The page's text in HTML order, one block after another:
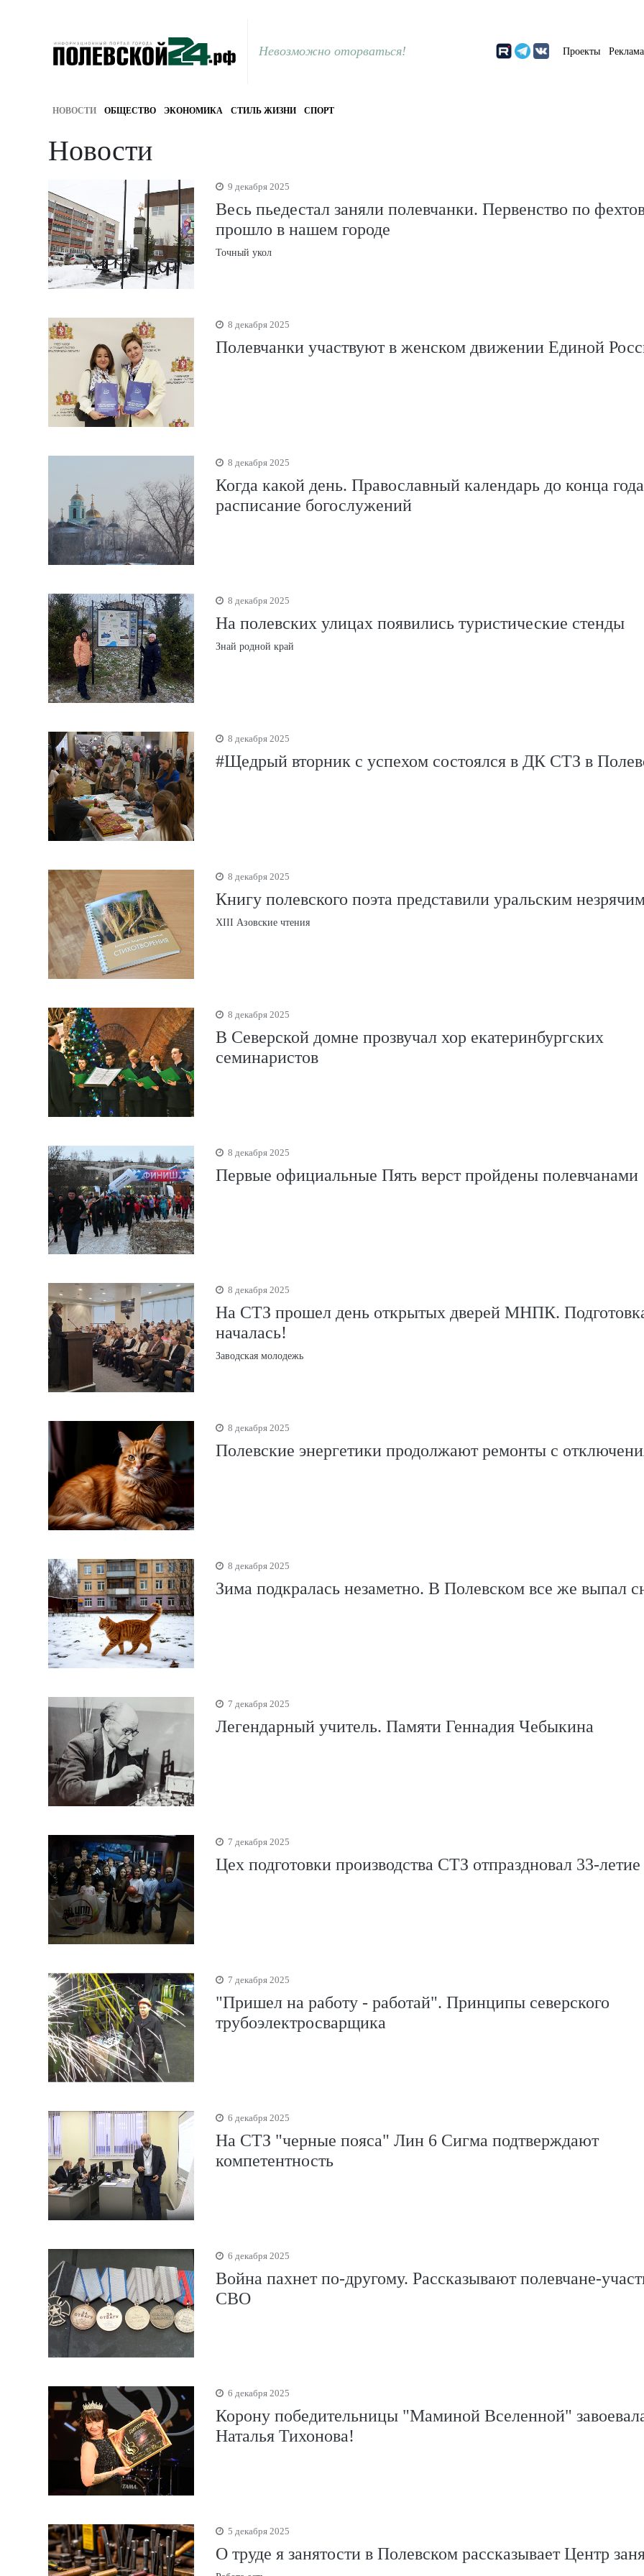
Невозможно оторваться! Проекты Реклама
НОВОСТИ ОБЩЕСТВО ЭКОНОМИКА СТИЛЬ ЖИЗНИ СПОРТ
Новости
9 декабря 2025
Весь пьедестал заняли полевчанки. Первенство по
прошло в нашем городе
Точный укол
8 декабря 2025
Полевчанки участвуют в женском движении Единой
8 декабря 2025
Когда какой день. Православный календарь до конца
расписание богослужений
8 декабря 2025
На полевских улицах появились туристические стенды
Знай родной край
8 декабря 2025
#Щедрый вторник с успехом состоялся в ДК СТЗ в
8 декабря 2025
Книгу полевского поэта представили уральским
XIII Азовские чтения
8 декабря 2025
В Северской домне прозвучал хор екатеринбургских
семинаристов
8 декабря 2025
Первые официальные Пять верст пройдены полевчанами
8 декабря 2025
На СТЗ прошел день открытых дверей МНПК.
началась!
Заводская молодежь
8 декабря 2025
Полевские энергетики продолжают ремонты с
8 декабря 2025
Зима подкралась незаметно. В Полевском все же выпал
7 декабря 2025
Легендарный учитель. Памяти Геннадия Чебыкина
7 декабря 2025
Цех подготовки производства СТЗ отпраздновал 33-летие
7 декабря 2025
"Пришел на работу - работай". Принципы северского
трубоэлектросварщика
6 декабря 2025
На СТЗ "черные пояса" Лин 6 Сигма подтверждают
компетентность
6 декабря 2025
Война пахнет по-другому. Рассказывают полевчане-
СВО
6 декабря 2025
Корону победительницы "Маминой Вселенной"
Наталья Тихонова!
5 декабря 2025
О труде я занятости в Полевском рассказывает Центр